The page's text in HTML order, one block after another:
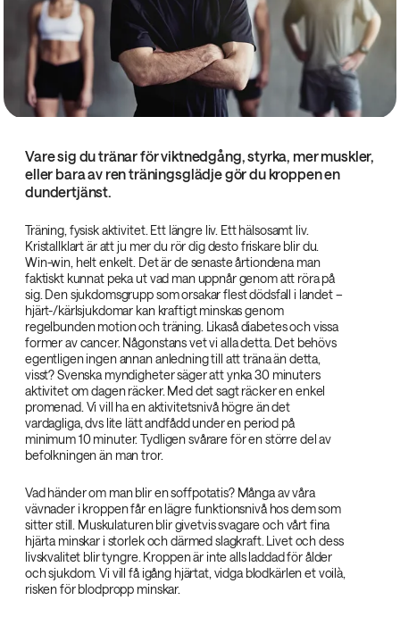
Vare sig du tränar för viktnedgång, styrka, mer muskler,
eller bara av ren träningsglädje gör du kroppen en
dundertjänst.
Träning, fysisk aktivitet. Ett längre liv. Ett hälsosamt liv.
Kristallklart är att ju mer du rör dig desto friskare blir du.
Win-win, helt enkelt. Det är de senaste årtiondena man
faktiskt kunnat peka ut vad man uppnår genom att röra på
sig. Den sjukdomsgrupp som orsakar flest dödsfall i landet –
hjärt-/kärlsjukdomar kan kraftigt minskas genom
regelbunden motion och träning. Likaså diabetes och vissa
former av cancer. Någonstans vet vi alla detta. Det behövs
egentligen ingen annan anledning till att träna än detta,
visst? Svenska myndigheter säger att ynka 30 minuters
aktivitet om dagen räcker. Med det sagt räcker en enkel
promenad. Vi vill ha en aktivitetsnivå högre än det
vardagliga, dvs lite lätt andfådd under en period på
minimum 10 minuter. Tydligen svårare för en större del av
befolkningen än man tror.
Vad händer om man blir en soffpotatis? Många av våra
vävnader i kroppen får en lägre funktionsnivå hos dem som
sitter still. Muskulaturen blir givetvis svagare och vårt fina
hjärta minskar i storlek och därmed slagkraft. Livet och dess
livskvalitet blir tyngre. Kroppen är inte alls laddad för ålder
och sjukdom. Vi vill få igång hjärtat, vidga blodkärlen et voilà,
risken för blodpropp minskar.